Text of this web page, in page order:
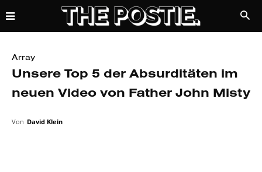
Array
Unsere Top 5 der Absurditäten im
neuen Video von Father John Misty
Von David Klein